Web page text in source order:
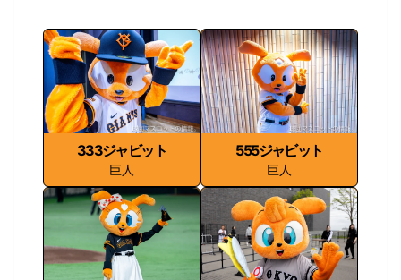
333ジャビット
巨人
555ジャビット
巨人